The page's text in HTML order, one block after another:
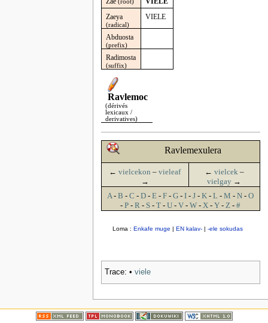
(root)
Zaeya
(radical)
VIELE
Abduosta
(prefix)
Radimosta
(suffix)
Ravlemoc
(dérivés
lexicaux /
derivatives)
Ravlemexulera
← vielcekon –vieleaf
→
← vielcek –
vielgay →
A -B -C -D -E -F -G -I -J -K -L -M -N -O
-P -R - S -T -U -V -W - X -Y - Z -#
Loma : Enkafe muge | EN kalav-| -ele sokudas
Trace: • viele